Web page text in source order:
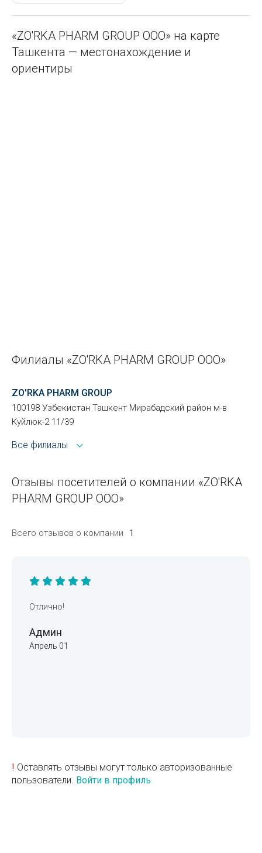
«ZO'RKA PHARM GROUP ООО» на карте
Ташкента — местонахождение и
ориентиры
Филиалы «ZO'RKA PHARM GROUP ООО»
ZO'RKA PHARM GROUP
100198 Узбекистан Ташкент Мирабадский район м-в
Куйлюк-2 11/39
Все филиалы
Отзывы посетителей о компании «ZO'RKA
PHARM GROUP ООО»
Всего отзывов о компании 1
Отлично!
Админ
Апрель 01
! Оставлять отзывы могут только авторизованные
пользователи. Войти в профиль